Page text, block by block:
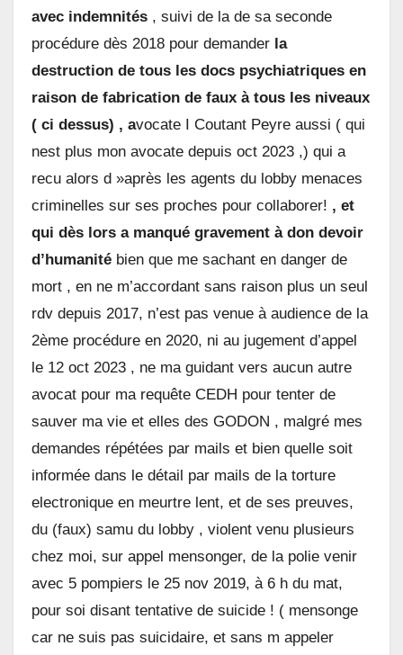
avec indemnités , suivi de la de sa seconde
procédure dès 2018 pour demander la
destruction de tous les docs psychiatriques en
raison de fabrication de faux à tous les niveaux
( ci dessus) , avocate I Coutant Peyre aussi ( qui
nest plus mon avocate depuis oct 2023 ,) qui a
recu alors d »après les agents du lobby menaces
criminelles sur ses proches pour collaborer! , et
qui dès lors a manqué gravement à don devoir
d’humanité bien que me sachant en danger de
mort , en ne m’accordant sans raison plus un seul
rdv depuis 2017, n’est pas venue à audience de la
2ème procédure en 2020, ni au jugement d’appel
le 12 oct 2023 , ne ma guidant vers aucun autre
avocat pour ma requête CEDH pour tenter de
sauver ma vie et elles des GODON , malgré mes
demandes répétées par mails et bien quelle soit
informée dans le détail par mails de la torture
electronique en meurtre lent, et de ses preuves,
du (faux) samu du lobby , violent venu plusieurs
chez moi, sur appel mensonger, de la polie venir
avec 5 pompiers le 25 nov 2019, à 6 h du mat,
pour soi disant tentative de suicide ! ( mensonge
car ne suis pas suicidaire, et sans m appeler